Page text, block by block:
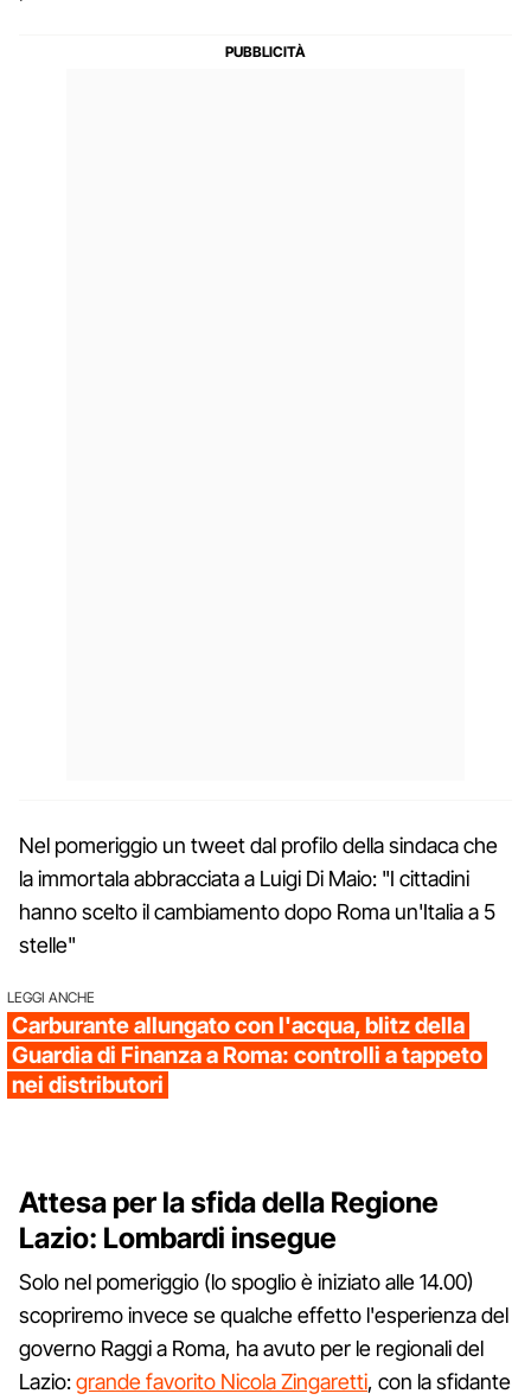
Nel pomeriggio un tweet dal profilo della sindaca che
la immortala abbracciata a Luigi Di Maio: "I cittadini
hanno scelto il cambiamento dopo Roma un'Italia a 5
stelle"
LEGGI ANCHE
Carburante allungato con l'acqua, blitz della
Guardia di Finanza a Roma: controlli a tappeto
nei distributori
Attesa per la sfida della Regione
Lazio: Lombardi insegue
Solo nel pomeriggio (lo spoglio è iniziato alle 14.00)
scopriremo invece se qualche effetto l'esperienza del
governo Raggi a Roma, ha avuto per le regionali del
Lazio:grande favorito Nicola Zingaretti, con la sfidante